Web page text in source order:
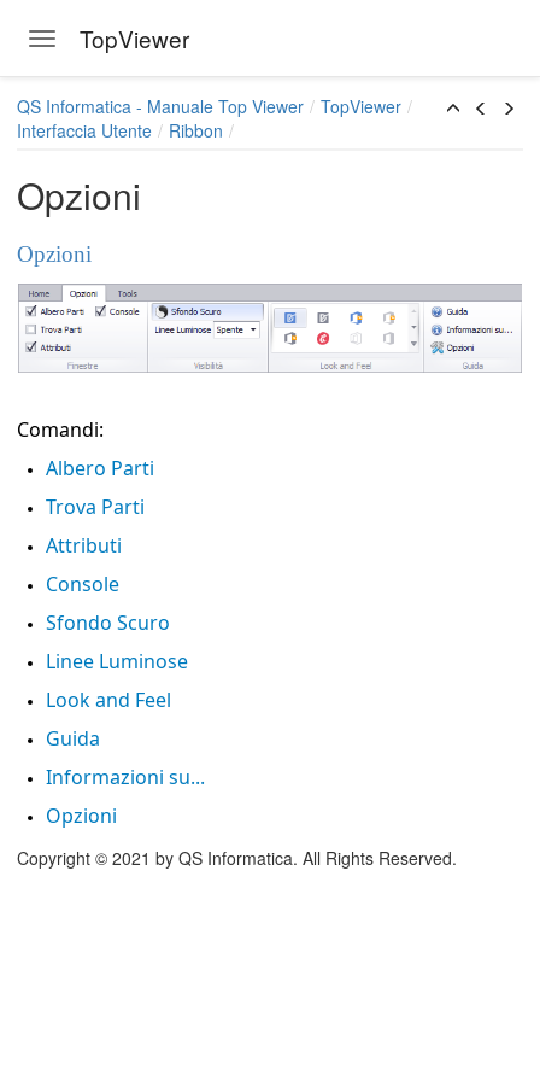
Toggle navigation
TopViewer
QS Informatica - Manuale Top Viewer
TopViewer
Interfaccia Utente
Ribbon
Opzioni
Opzioni
Comandi:
Albero Parti
Trova Parti
Attributi
Console
Sfondo Scuro
Linee Luminose
Look and Feel
Guida
Informazioni su...
Opzioni
Copyright © 2021 by QS Informatica. All Rights Reserved.